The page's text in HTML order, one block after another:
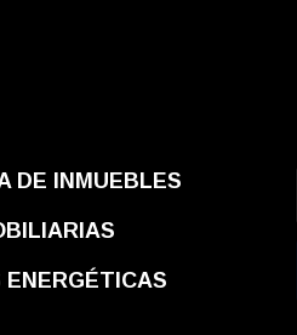
DE INMUEBLES